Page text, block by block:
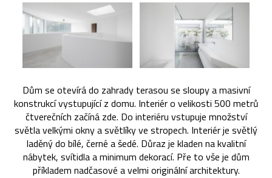
Dům se otevírá do zahrady terasou se sloupy a masivní
konstrukcí vystupující z domu. Interiér o velikosti 500 metrů
čtverečních začíná zde. Do interiéru vstupuje množství
světla velkými okny a světlíky ve stropech. Interiér je světlý
laděný do bílé, černé a šedé. Důraz je kladen na kvalitní
nábytek, svítidla a minimum dekorací. Pře to vše je dům
příkladem nadčasové a velmi originální architektury.